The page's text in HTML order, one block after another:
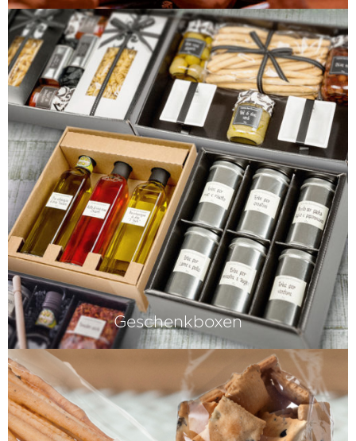
Das Beste, was die italienische
Pasticceria auszeichnet – La dolce vita
eben.
Geschenkboxen
Schenken mit Stil. Wir bieten Ihnen
italienische Geschenkverpackungen,
die von Hand und mit viel Liebe
gefertigt werden.